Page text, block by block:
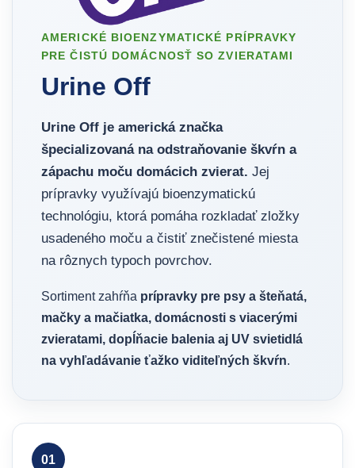
AMERICKÉ BIOENZYMATICKÉ PRÍPRAVKY
PRE ČISTÚ DOMÁCNOSŤ SO ZVIERATAMI
Urine Off
Urine Off je americká značka
špecializovaná na odstraňovanie škvŕn a
zápachu moču domácich zvierat. Jej
prípravky využívajú bioenzymatickú
technológiu, ktorá pomáha rozkladať zložky
usadeného moču a čistiť znečistené miesta
na rôznych typoch povrchov.
Sortiment zahŕňa prípravky pre psy a šteňatá,
mačky a mačiatka, domácnosti s viacerými
zvieratami, dopĺňacie balenia aj UV svietidlá
na vyhľadávanie ťažko viditeľných škvŕn.
01